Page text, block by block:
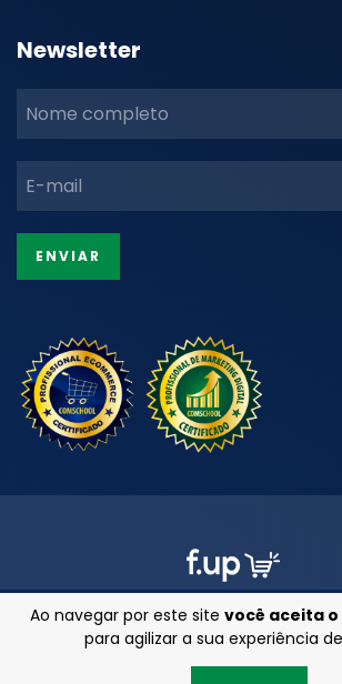
Ao navegar por este site você aceita
para agilizar a sua experiência
Newsletter